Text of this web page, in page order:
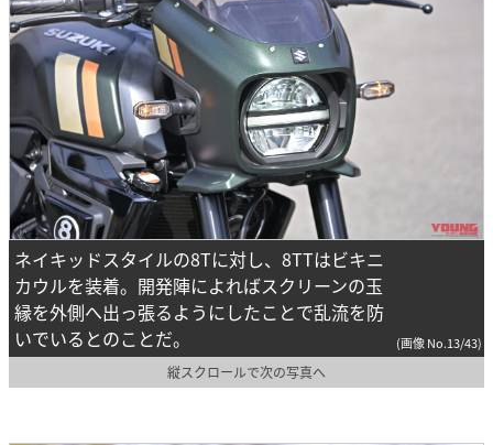
ネイキッドスタイルの8Tに対し、8TTはビキニ
カウルを装着。開発陣によればスクリーンの玉
縁を外側へ出っ張るようにしたことで乱流を防
いでいるとのことだ。
(画像 No.13/43)
縦スクロールで次の写真へ